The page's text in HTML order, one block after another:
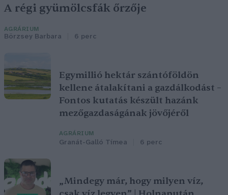
A régi gyümölcsfák őrzője
AGRÁRIUM
Börzsey Barbara 6 perc
Egymillió hektár szántóföldön
kellene átalakítani a gazdálkodást –
Fontos kutatás készült hazánk
mezőgazdaságának jövőjéről
AGRÁRIUM
Granát-Galló Tímea 6 perc
„Mindegy már, hogy milyen víz,